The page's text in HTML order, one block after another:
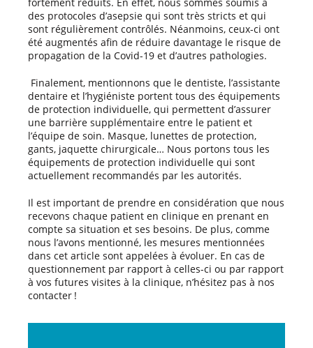
des protocoles d’asepsie qui sont très stricts et qui
sont régulièrement contrôlés. Néanmoins, ceux-ci ont
été augmentés afin de réduire davantage le risque de
propagation de la Covid-19 et d’autres pathologies.
Finalement, mentionnons que le dentiste, l’assistante
dentaire et l’hygiéniste portent tous des équipements
de protection individuelle, qui permettent d’assurer
une barrière supplémentaire entre le patient et
l’équipe de soin. Masque, lunettes de protection,
gants, jaquette chirurgicale… Nous portons tous les
équipements de protection individuelle qui sont
actuellement recommandés par les autorités.
Il est important de prendre en considération que nous
recevons chaque patient en clinique en prenant en
compte sa situation et ses besoins. De plus, comme
nous l’avons mentionné, les mesures mentionnées
dans cet article sont appelées à évoluer. En cas de
questionnement par rapport à celles-ci ou par rapport
à vos futures visites à la clinique, n’hésitez pas à nos
contacter !